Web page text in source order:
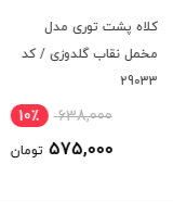
کلاه پشت توری مدل
مخمل نقاب گلدوزی / کد
29033
638,000 10٪
575,000 تومان